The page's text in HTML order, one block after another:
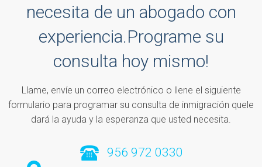
necesita de un abogado con
experiencia.Programe su
consulta hoy mismo!
Llame, envíe un correo electrónico o llene el siguiente
formulario para programar su consulta de inmigración que le
dará la ayuda y la esperanza que usted necesita.
956 972 0330